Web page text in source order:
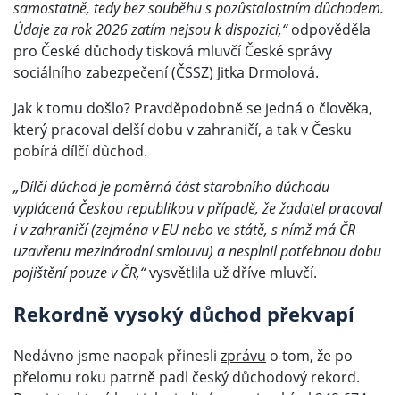
samostatně, tedy bez souběhu s pozůstalostním důchodem.
Údaje za rok 2026 zatím nejsou k dispozici,“odpověděla
pro České důchody tisková mluvčí České správy
sociálního zabezpečení (ČSSZ) Jitka Drmolová.
Jak k tomu došlo? Pravděpodobně se jedná o člověka,
který pracoval delší dobu v zahraničí, a tak v Česku
pobírá dílčí důchod.
„Dílčí důchod je poměrná část starobního důchodu
vyplácená Českou republikou v případě, že žadatel pracoval
i v zahraničí (zejména v EU nebo ve státě, s nímž má ČR
uzavřenu mezinárodní smlouvu) a nesplnil potřebnou dobu
pojištění pouze v ČR,“vysvětlila už dříve mluvčí.
Rekordně vysoký důchod překvapí
Nedávno jsme naopak přinesli zprávu o tom, že po
přelomu roku patrně padl český důchodový rekord.